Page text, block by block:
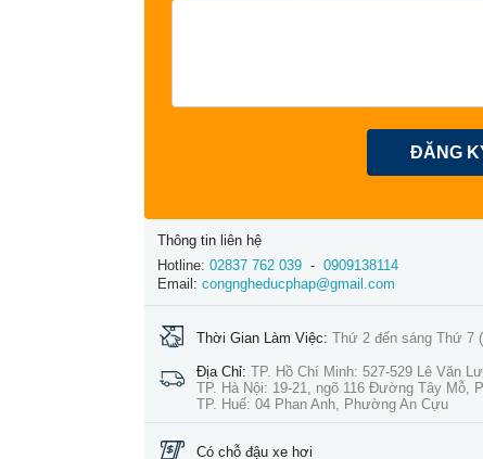
ĐĂNG
Thông tin liên hệ
Hotline: 02837 762 039 - 0909138114
Email: congngheducphap@gmail.com
Thời Gian Làm Việc: Thứ 2 đến sáng Thứ 7
Địa Chỉ: TP. Hồ Chí Minh: 527-529 Lê Văn
TP. Hà Nội: 19-21, ngõ 116 Đường Tây Mỗ,
TP. Huế: 04 Phan Anh, Phường An Cựu
Có chỗ đậu xe hơi